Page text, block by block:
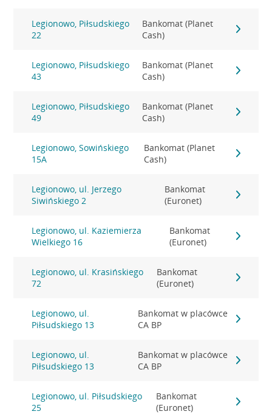
Legionowo, Piłsudskiego
22
Bankomat (Planet
Cash)
Legionowo, Piłsudskiego
43
Bankomat (Planet
Cash)
Legionowo, Piłsudskiego
49
Bankomat (Planet
Cash)
Legionowo, Sowińskiego
15A
Bankomat (Planet
Cash)
Legionowo, ul. Jerzego
Siwińskiego 2
Bankomat
(Euronet)
Legionowo, ul. Kaziemierza
Wielkiego 16
Bankomat
(Euronet)
Legionowo, ul. Krasińskiego
72
Bankomat
(Euronet)
Legionowo, ul.
Piłsudskiego 13
Bankomat w placówce
CA BP
Legionowo, ul.
Piłsudskiego 13
Bankomat w placówce
CA BP
Legionowo, ul. Piłsudskiego
25
Bankomat
(Euronet)